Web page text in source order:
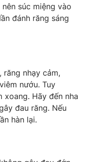
súc miệng vào
đánh răng sáng
nhạy cảm,
nướu. Tuy
xoang. Hãy đến nha
đau răng. Nếu
hàn lại.